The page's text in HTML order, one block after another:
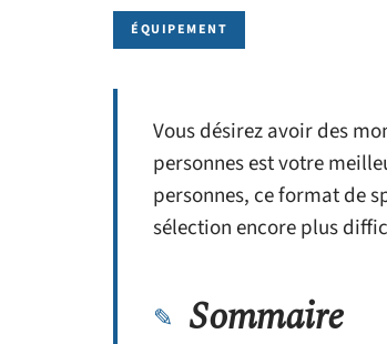
ÉQUIPEMENT
Vous désirez avoir des
personnes est votre
personnes, ce format de
sélection encore plus
Sommaire